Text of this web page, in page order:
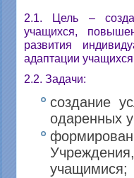
2.1. Цель –
учащихся,
развития
адаптации
2.2. Задачи:
создание
одаренных
учащимися;